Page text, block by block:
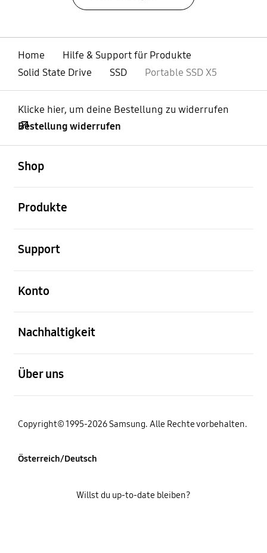
Home
Hilfe & Support für Produkte
Solid State Drive
SSD Portable SSD X5
Klicke hier, um deine Bestellung zu widerrufen
Bestellung widerrufen
Shop
Produkte
Support
Konto
Nachhaltigkeit
Über uns
Copyright© 1995-2026 Samsung. Alle Rechte vorbehalten.
Österreich/Deutsch
Willst du up-to-date bleiben?